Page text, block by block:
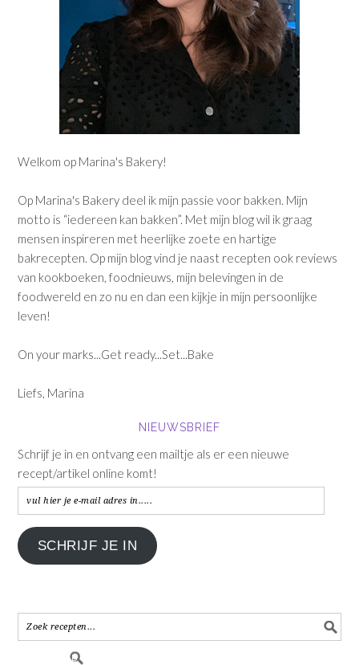
Welkom op Marina's Bakery!
Op Marina's Bakery deel ik mijn passie voor bakken. Mijn
motto is “iedereen kan bakken”. Met mijn blog wil ik graag
mensen inspireren met heerlijke zoete en hartige
bakrecepten. Op mijn blog vind je naast recepten ook reviews
van kookboeken, foodnieuws, mijn belevingen in de
foodwereld en zo nu en dan een kijkje in mijn persoonlijke
leven!
On your marks...Get ready...Set...Bake
Liefs, Marina
NIEUWSBRIEF
Schrijf je in en ontvang een mailtje als er een nieuwe
recept/artikel online komt!
vul
hier
je
e-
in.....
SCHRIJF JE IN